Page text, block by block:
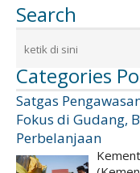
Search
Categories
Satgas
Fokus di Gudang,
Perbelanjaan